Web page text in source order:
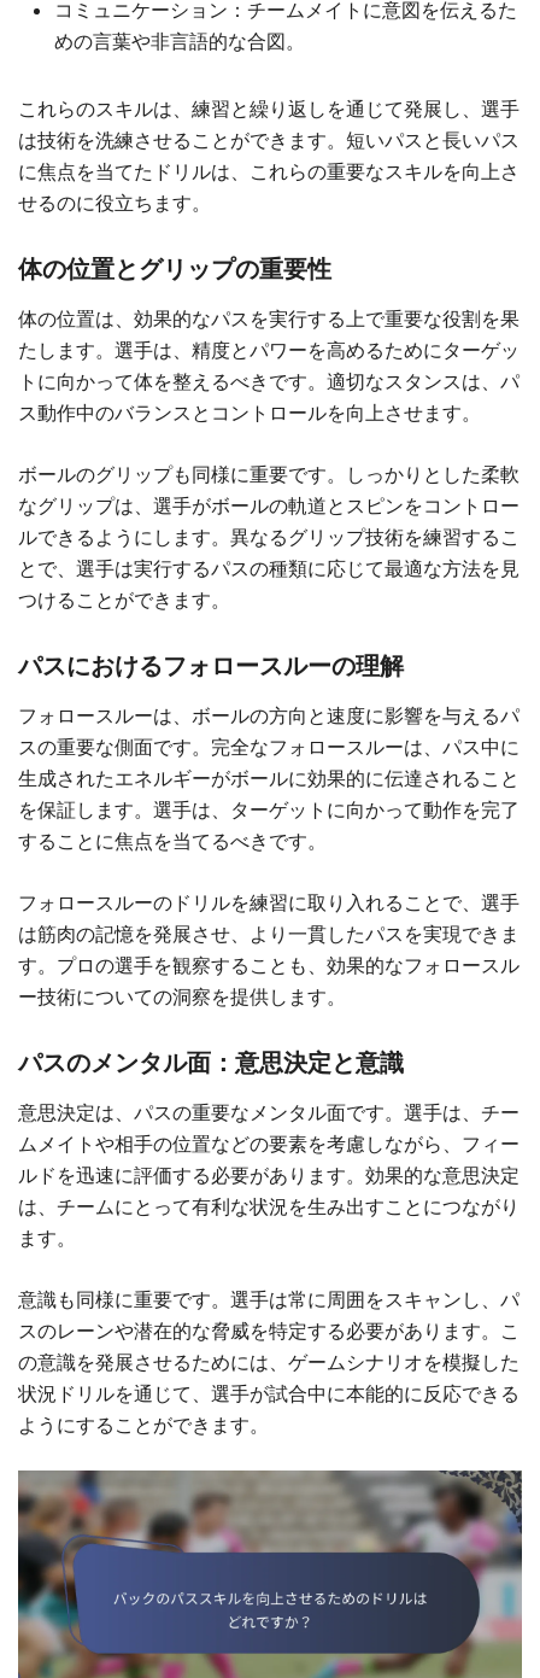
コミュニケーション：チームメイトに意図を伝えるた
めの言葉や非言語的な合図。
これらのスキルは、練習と繰り返しを通じて発展し、選手
は技術を洗練させることができます。短いパスと長いパス
に焦点を当てたドリルは、これらの重要なスキルを向上さ
せるのに役立ちます。
体の位置とグリップの重要性
体の位置は、効果的なパスを実行する上で重要な役割を果
たします。選手は、精度とパワーを高めるためにターゲッ
トに向かって体を整えるべきです。適切なスタンスは、パ
ス動作中のバランスとコントロールを向上させます。
ボールのグリップも同様に重要です。しっかりとした柔軟
なグリップは、選手がボールの軌道とスピンをコントロー
ルできるようにします。異なるグリップ技術を練習するこ
とで、選手は実行するパスの種類に応じて最適な方法を見
つけることができます。
パスにおけるフォロースルーの理解
フォロースルーは、ボールの方向と速度に影響を与えるパ
スの重要な側面です。完全なフォロースルーは、パス中に
生成されたエネルギーがボールに効果的に伝達されること
を保証します。選手は、ターゲットに向かって動作を完了
することに焦点を当てるべきです。
フォロースルーのドリルを練習に取り入れることで、選手
は筋肉の記憶を発展させ、より一貫したパスを実現できま
す。プロの選手を観察することも、効果的なフォロースル
ー技術についての洞察を提供します。
パスのメンタル面：意思決定と意識
意思決定は、パスの重要なメンタル面です。選手は、チー
ムメイトや相手の位置などの要素を考慮しながら、フィー
ルドを迅速に評価する必要があります。効果的な意思決定
は、チームにとって有利な状況を生み出すことにつながり
ます。
意識も同様に重要です。選手は常に周囲をスキャンし、パ
スのレーンや潜在的な脅威を特定する必要があります。こ
の意識を発展させるためには、ゲームシナリオを模擬した
状況ドリルを通じて、選手が試合中に本能的に反応できる
ようにすることができます。